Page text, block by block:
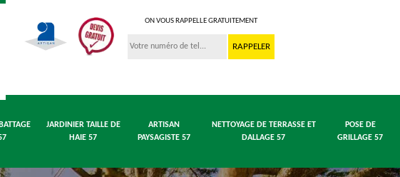
ON VOUS RAPPELLE GRATUITEMENT
JARDINIER TAILLE DE
HAIE 57
ARTISAN
PAYSAGISTE 57
NETTOYAGE DE TERRASSE ET
DALLAGE 57
POSE DE
GRILLAGE 57